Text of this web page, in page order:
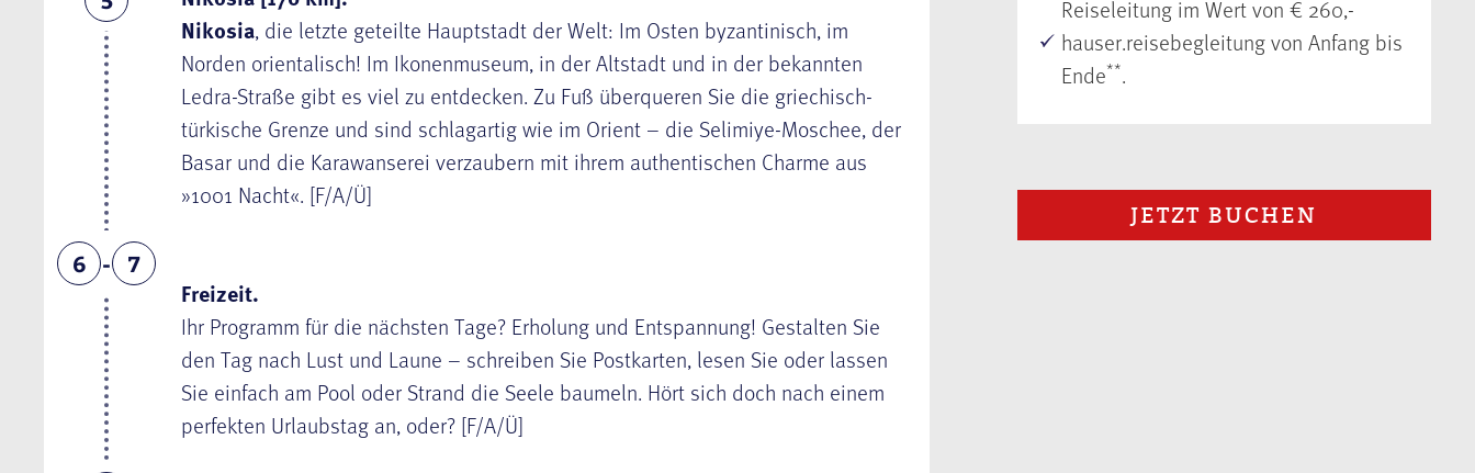
Nikosia, die letzte geteilte Hauptstadt der Welt: Im Osten byzantinisch, im
Norden orientalisch! Im Ikonenmuseum, in der Altstadt und in der bekannten
Ledra-Straße gibt es viel zu entdecken. Zu Fuß überqueren Sie die griechisch-
türkische Grenze und sind schlagartig wie im Orient – die Selimiye-Moschee, der
Basar und die Karawanserei verzaubern mit ihrem authentischen Charme aus
»1001 Nacht«. [F/A/Ü]
6 7
Freizeit.
Ihr Programm für die nächsten Tage? Erholung und Entspannung! Gestalten Sie
den Tag nach Lust und Laune – schreiben Sie Postkarten, lesen Sie oder lassen
Sie einfach am Pool oder Strand die Seele baumeln. Hört sich doch nach einem
perfekten Urlaubstag an, oder? [F/A/Ü]
Reiseleitung im Wert von € 260,-
hauser.reisebegleitung von Anfang bis
Ende**.
JETZT BUCHEN